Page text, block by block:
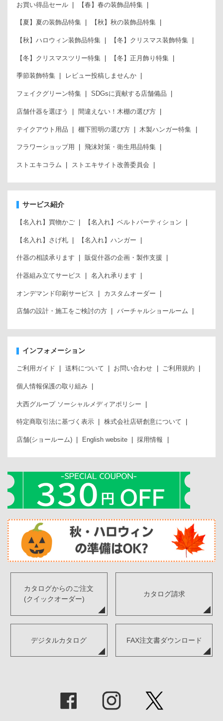
お買い得品セール 【春】春の装飾品特集
【夏】夏の装飾品特集 【秋】秋の装飾品特集
【秋】ハロウィン装飾品特集 【冬】クリスマス装飾特集
【冬】クリスマスツリー特集 【冬】正月飾り特集
季節装飾特集 レビュー投稿しませんか
フェイクグリーン特集 SDGsに貢献する店舗備品
店舗什器を選ぼう 間違えない！木棚の選び方
テイクアウト用品 棚下照明の選び方 木製ハンガー特集
フラワーショップ用 飛沫対策・衛生用品特集
ストエキコラム ストエキサイト改善委員会
サービス紹介
【名入れ】買物かご 【名入れ】ベルトパーティション
【名入れ】さげ札 【名入れ】ハンガー
什器の相談承ります 販促什器の企画・製作支援
什器組み立てサービス 名入れ承ります
オンデマンド印刷サービス カスタムオーダー
店舗の設計・施工をご検討の方 バーチャルショールーム
インフォメーション
ご利用ガイド 送料について お問い合わせ ご利用規約
個人情報保護の取り組み
大西グループ ソーシャルメディアポリシー
特定商取引法に基づく表示 株式会社店研創意について
店舗(ショールーム) English website 採用情報
カタログからのご注文
(クイックオーダー)
カタログ請求
デジタルカタログ FAX注文書ダウンロード